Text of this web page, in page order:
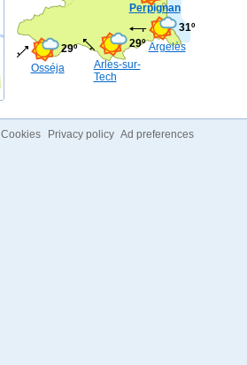
Perpignan
Argelès
31º
Arles-sur-
Tech
29º
Osséja
29º
Cookies Privacy policy Ad preferences